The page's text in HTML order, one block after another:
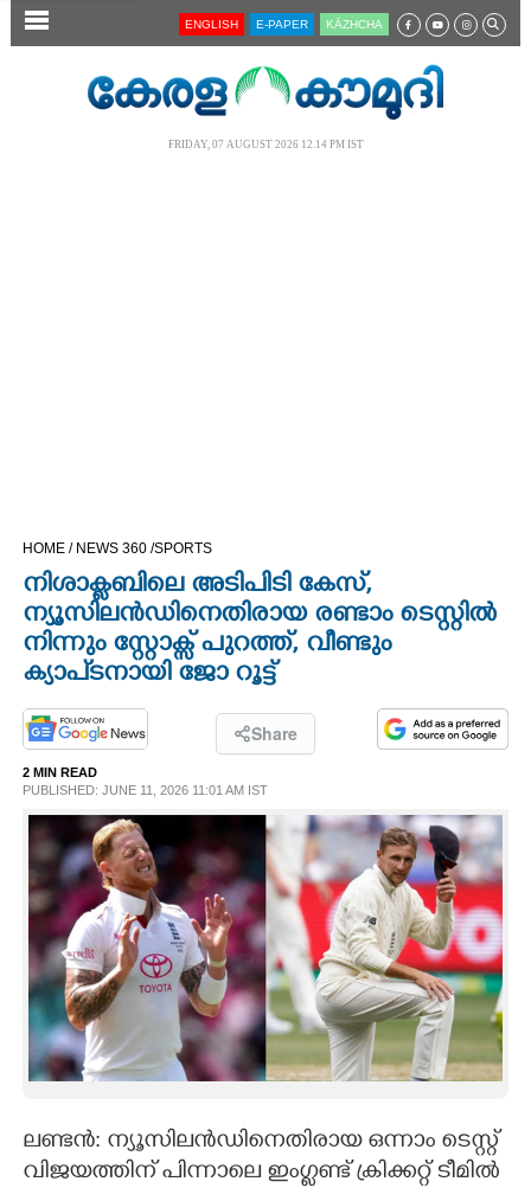
SECTIONS
CINEMA
OPINION
PHOTOS
SPIRITUAL
INFO+
ART
ASTRO
LITERATURE
ENGLISH E-PAPER KĀZHCHA
FRIDAY, 07 AUGUST 2026 12.14 PM IST
HOME / NEWS 360 /SPORTS
നിശാക്ലബിലെ അടിപിടി കേസ്,
ന്യൂസിലൻഡിനെതിരായ രണ്ടാം ടെസ്റ്റിൽ
നിന്നും സ്റ്റോക്സ് പുറത്ത്, വീണ്ടും
ക്യാപ്ടനായി ജോ റൂട്ട്
Share
2 MIN READ
PUBLISHED: JUNE 11, 2026 11:01 AM IST
ലണ്ടൻ: ന്യൂസിലൻഡിനെതിരായ ഒന്നാം ടെസ്റ്റ്
വിജയത്തിന് പിന്നാലെ ഇംഗ്ലണ്ട് ക്രിക്കറ്റ് ടീമിൽ